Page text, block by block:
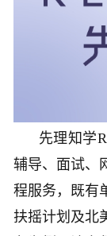
先理知学
辅导、面试、
程服务，既有
扶摇计划及北